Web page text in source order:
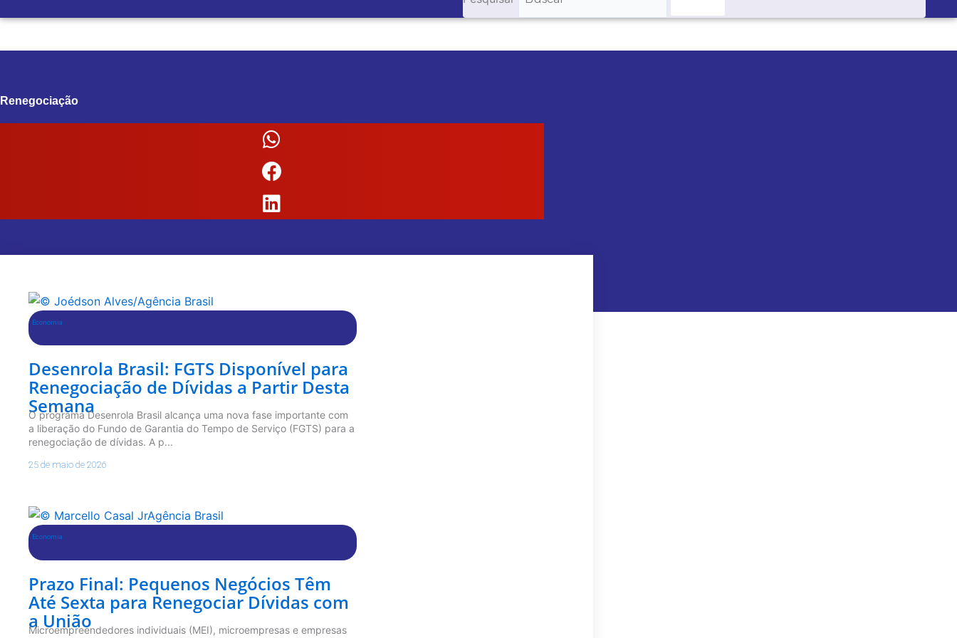
Renegociação
Economia
Desenrola Brasil: FGTS Disponível para
Renegociação de Dívidas a Partir Desta
Semana
O programa Desenrola Brasil alcança uma nova fase importante com
a liberação do Fundo de Garantia do Tempo de Serviço (FGTS) para a
renegociação de dívidas. A p...
25 de maio de 2026
Economia
Prazo Final: Pequenos Negócios Têm
Até Sexta para Renegociar Dívidas com
a União
Microempreendedores individuais (MEI), microempresas e empresas